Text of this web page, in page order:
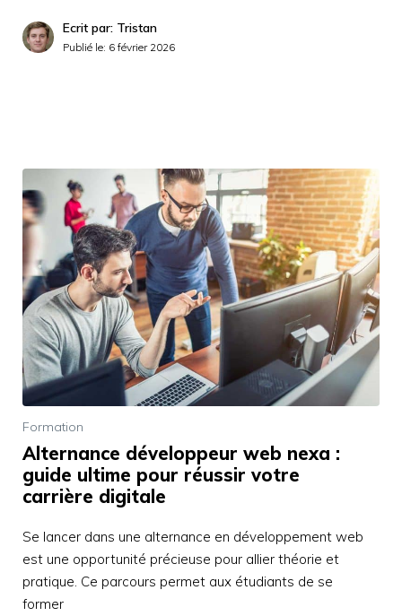
Ecrit par: Tristan
Publié le: 6 février 2026
Formation
Alternance développeur web nexa :
guide ultime pour réussir votre
carrière digitale
Se lancer dans une alternance en développement web
est une opportunité précieuse pour allier théorie et
pratique. Ce parcours permet aux étudiants de se
former